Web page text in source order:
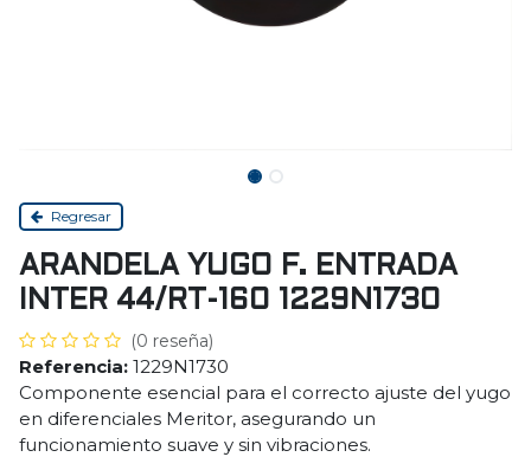
Regresar
ARANDELA YUGO F. ENTRADA
INTER 44/RT-160 1229N1730
(0 reseña)
Referencia: 1229N1730
Componente esencial para el correcto ajuste del yugo
en diferenciales Meritor, asegurando un
funcionamiento suave y sin vibraciones.